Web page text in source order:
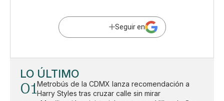
Seguir en
LO ÚLTIMO
01Metrobús de la CDMX lanza recomendación a
Harry Styles tras cruzar calle sin mirar